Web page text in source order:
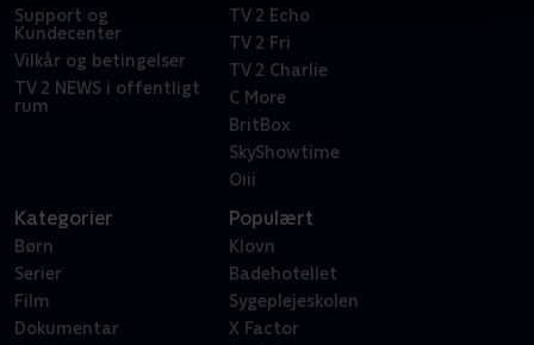
Support og
Kundecenter
Vilkår og betingelser
TV 2 NEWS i offentligt
rum
TV 2 Echo
TV 2 Fri
TV 2 Charlie
C More
BritBox
SkyShowtime
Oiii
Kategorier
Børn
Serier
Film
Dokumentar
Populært
Klovn
Badehotellet
Sygeplejeskolen
X Factor